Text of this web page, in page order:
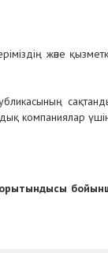
және
компаниялар